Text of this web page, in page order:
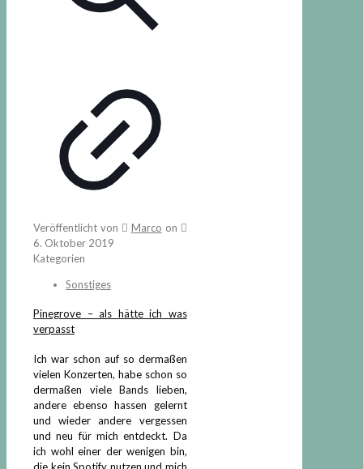
Veröffentlicht von Marco on
6. Oktober 2019
Kategorien
Sonstiges
Pinegrove – als hätte ich was
verpasst
Ich war schon auf so dermaßen
vielen Konzerten, habe schon so
dermaßen viele Bands lieben,
andere ebenso hassen gelernt
und wieder andere vergessen
und neu für mich entdeckt. Da
ich wohl einer der wenigen bin,
die kein Spotify nutzen und mich